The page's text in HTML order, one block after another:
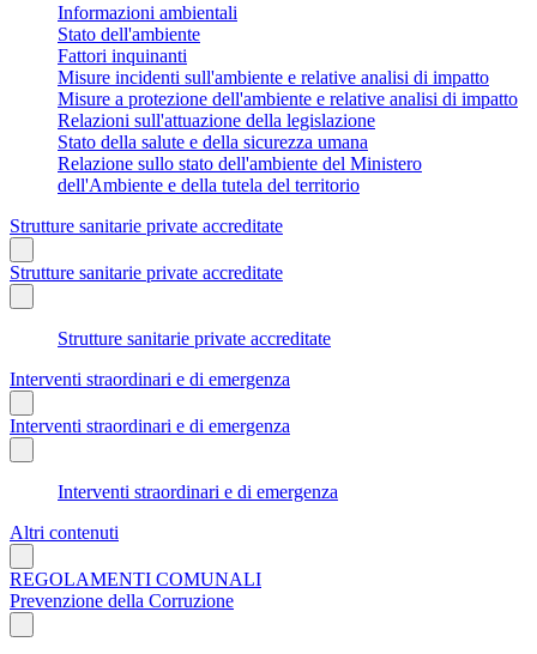
Informazioni ambientali
Stato dell'ambiente
Fattori inquinanti
Misure incidenti sull'ambiente e relative analisi di impatto
Misure a protezione dell'ambiente e relative analisi di impatto
Relazioni sull'attuazione della legislazione
Stato della salute e della sicurezza umana
Relazione sullo stato dell'ambiente del Ministero
dell'Ambiente e della tutela del territorio
Strutture sanitarie private accreditate
Strutture sanitarie private accreditate
Strutture sanitarie private accreditate
Interventi straordinari e di emergenza
Interventi straordinari e di emergenza
Interventi straordinari e di emergenza
Altri contenuti
REGOLAMENTI COMUNALI
Prevenzione della Corruzione